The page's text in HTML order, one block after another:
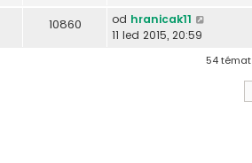
10860 od hranicak11
11 led 2015, 20:59
54 témat